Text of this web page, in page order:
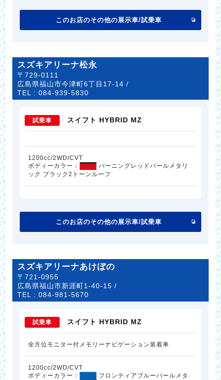
このお店のその他の展示車/試乗車
スズキアリーナ松永
〒729-0111
広島県福山市今津町6丁目17-14 /
TEL :084-939-5830
試乗車 スイフト HYBRID MZ
1200cc/2WD/CVT
ボディーカラー：
バーニングレッドパールメタリ
ック ブラック2トーンルーフ
このお店のその他の展示車/試乗車
スズキアリーナあけぼの
〒721-0955
広島県福山市新涯町1-40-15 /
TEL :084-981-5670
試乗車 スイフト HYBRID MZ
全方位モニター付メモリーナビゲーション装着車
1200cc/2WD/CVT
ボディーカラー：
フロンティアブルーパールメタ